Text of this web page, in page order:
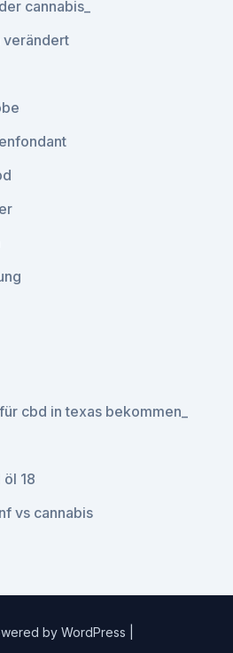
cannabis_
verändert
cbd in texas bekommen_
18
vs cannabis
by WordPress